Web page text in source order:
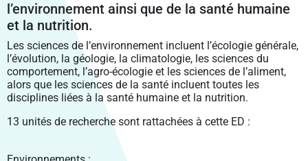
RECRUTEMENT DES ÉTABLISSEMENTS MEMBRES
PROJETS INTÉGRÉS
FELLOWS
MASTERS ISITE-BFC
COLLOQUE SCIENTIFIQUE ISITE-BFC
PÔLE SHS
PÔLE DGEP
PÔLE SV2TEA
POLYTECHNICUM
LABEX LIPSTIC
NCU RITM–BFC
PLATEFORME SMARTLIGHT
CALHIPSO
HARMI
PROSPECTIVES
PROJETS EUROPÉENS
SANTÉ PUBLIQUE BFC
PRODUCTIONS
CHARTE DE SIGNATURE SCIENTIFIQUE
PUBLICATIONS SCIENTIFIQUES
PRIX ET DISTINCTIONS
SCIENCE OUVERTE
OUVERTURE DES DONNÉES DE LA RECHERCHE :
DAT@UBFC
SCIENCE AVEC ET POUR LA SOCIÉTÉ
VALORISATION
PORTRAITS DE CHERCHEURS
ENVIRONNEMENTS-SANTÉ
CARNOT-PASTEUR
SCIENCES POUR L’INGÉNIEUR ET MICROTECHNIQUES
DROIT, GESTION, SCIENCES ÉCONOMIQUES ET POLITIQUES
LETTRES, COMMUNICATION, LANGUES, ART
SOCIÉTÉS, ESPACE, PRATIQUES, TEMPS
FORMATION CONTINUE
ENTREPRENEURIAT
ENTREPRENEURIAT ÉTUDIANT : PEPITE-BFC
ENTREPRENEURIAT ET DOCTORAT
INSERTION PROFESSIONNELLE
DOCTORAT ET CARRIÈRE PROFESSIONNELLE
RÉSEAU UBFC ALUMNI
CROUS BOURGOGNE – FRANCHE-COMTÉ
SIGNALER UNE SITUATION D’URGENCE
CONSTRUIRE LA VIE ÉTUDIANTE 2024-2029
VENIR À UBFC
PARTIR À L’ÉTRANGER
CONTACTS
l’environnement ainsi que de la santé humaine
et la nutrition.
Les sciences de l’environnement incluent l’écologie générale,
l’évolution, la géologie, la climatologie, les sciences du
comportement, l’agro-écologie et les sciences de l’aliment,
alors que les sciences de la santé incluent toutes les
disciplines liées à la santé humaine et la nutrition.
13 unités de recherche sont rattachées à cette ED :